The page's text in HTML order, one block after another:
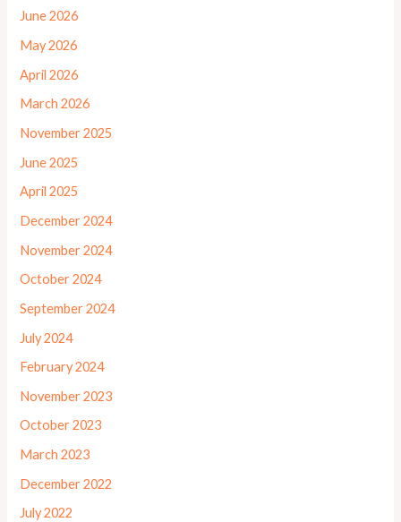
June 2026
May 2026
April 2026
March 2026
November 2025
June 2025
April 2025
December 2024
November 2024
October 2024
September 2024
July 2024
February 2024
November 2023
October 2023
March 2023
December 2022
July 2022